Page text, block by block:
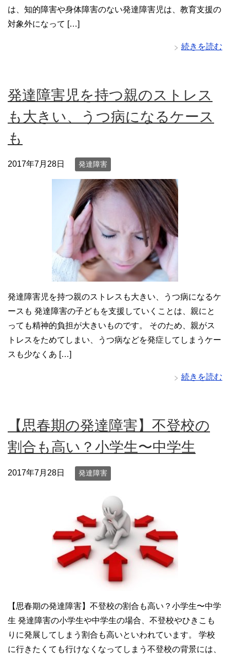
は、知的障害や身体障害のない発達障害児は、教育支援の
対象外になって […]
続きを読む
発達障害児を持つ親のストレス
も大きい、うつ病になるケース
も
2017年7月28日 発達障害
発達障害児を持つ親のストレスも大きい、うつ病になるケ
ースも 発達障害の子どもを支援していくことは、親にと
っても精神的負担が大きいものです。 そのため、親がス
トレスをためてしまい、うつ病などを発症してしまうケー
スも少なくあ […]
続きを読む
【思春期の発達障害】不登校の
割合も高い？小学生〜中学生
2017年7月28日 発達障害
【思春期の発達障害】不登校の割合も高い？小学生〜中学
生 発達障害の小学生や中学生の場合、不登校やひきこも
りに発展してしまう割合も高いといわれています。 学校
に行きたくても行けなくなってしまう不登校の背景には、